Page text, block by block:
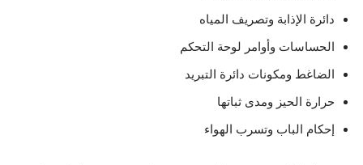
دائرة الإذابة وتصريف المياه
الحساسات وأوامر لوحة التحكم
الضاغط ومكونات دائرة التبريد
حرارة الحيز ومدى ثباتها
إحكام الباب وتسرب الهواء